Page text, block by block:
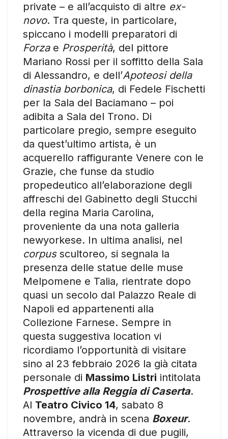
private – e all’acquisto di altre ex-
novo. Tra queste, in particolare,
spiccano i modelli preparatori di
Forzae Prosperità, del pittore
Mariano Rossi per il soffitto della Sala
di Alessandro, e dell’Apoteosi della
dinastia borbonica, di Fedele Fischetti
per la Sala del Baciamano – poi
adibita a Sala del Trono. Di
particolare pregio, sempre eseguito
da quest’ultimo artista, è un
acquerello raffigurante Venere con le
Grazie, che funse da studio
propedeutico all’elaborazione degli
affreschi del Gabinetto degli Stucchi
della regina Maria Carolina,
proveniente da una nota galleria
newyorkese. In ultima analisi, nel
corpus scultoreo, si segnala la
presenza delle statue delle muse
Melpomene e Talia, rientrate dopo
quasi un secolo dal Palazzo Reale di
Napoli ed appartenenti alla
Collezione Farnese. Sempre in
questa suggestiva location vi
ricordiamo l’opportunità di visitare
sino al 23 febbraio 2026 la già citata
personale di Massimo Listri intitolata
Prospettive alla Reggia di Caserta.
Al Teatro Civico 14, sabato 8
novembre, andrà in scena Boxeur.
Attraverso la vicenda di due pugili,